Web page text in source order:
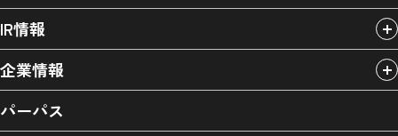
IR情報
企業情報
パーパス